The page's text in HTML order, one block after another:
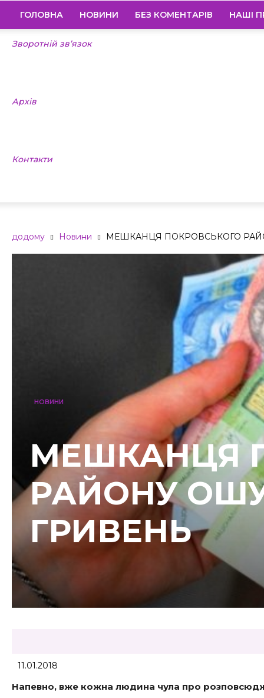
ГОЛОВНА НОВИНИ БЕЗ КОМЕНТАРІВ НАШІ
Зворотній зв’язок
Архів
Контакти
додому Новини МЕШКАНЦЯ ПОКРОВСЬКОГО
НОВИНИ
МЕШКАНЦЯ
РАЙОНУ
ГРИВЕНЬ
11.01.2018
Напевно, вже кожна людина чула про